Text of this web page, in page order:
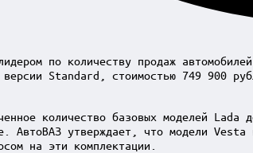
по количеству продаж
Standard, стоимостью 749 900
количество базовых моделей
АвтоВАЗ утверждает, что модели
на эти комплектации.